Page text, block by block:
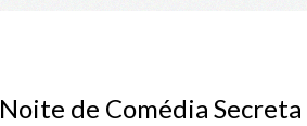
Noite de Comédia Secreta